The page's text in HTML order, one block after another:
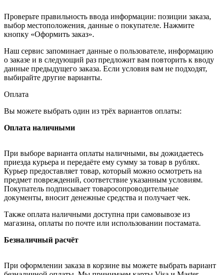
Проверьте правильность ввода информации: позиции заказа,
выбор местоположения, данные о покупателе. Нажмите
кнопку «Оформить заказ».
Наш сервис запоминает данные о пользователе, информацию
о заказе и в следующий раз предложит вам повторить к вводу
данные предыдущего заказа. Если условия вам не подходят,
выбирайте другие варианты.
Оплата
Вы можете выбрать один из трёх вариантов оплаты:
Оплата наличными
При выборе варианта оплаты наличными, вы дожидаетесь
приезда курьера и передаёте ему сумму за товар в рублях.
Курьер предоставляет товар, который можно осмотреть на
предмет повреждений, соответствие указанным условиям.
Покупатель подписывает товаросопроводительные
документы, вносит денежные средства и получает чек.
Также оплата наличными доступна при самовывозе из
магазина, оплаты по почте или использовании постамата.
Безналичный расчёт
При оформлении заказа в корзине вы можете выбрать вариант